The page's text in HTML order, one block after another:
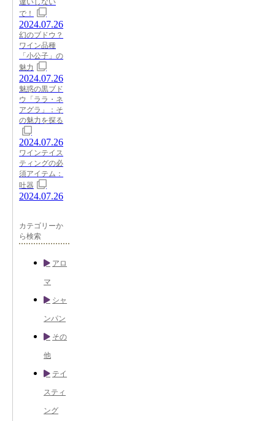
違いしない
で！
2024.07.26
幻のブドウ？
ワイン品種
「小公子」の
魅力
2024.07.26
魅惑の黒ブド
ウ「ララ・ネ
アグラ」：そ
の魅力を探る
2024.07.26
ワインテイス
ティングの必
須アイテム：
吐器
2024.07.26
カテゴリーか
ら検索
アロ
マ
シャ
ンパン
その
他
テイ
スティ
ング